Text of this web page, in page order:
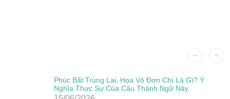
Phúc Bất Trùng Lai, Họa Vô Đơn Chí Là Gì? Ý
Nghĩa Thực Sự Của Câu Thành Ngữ Này